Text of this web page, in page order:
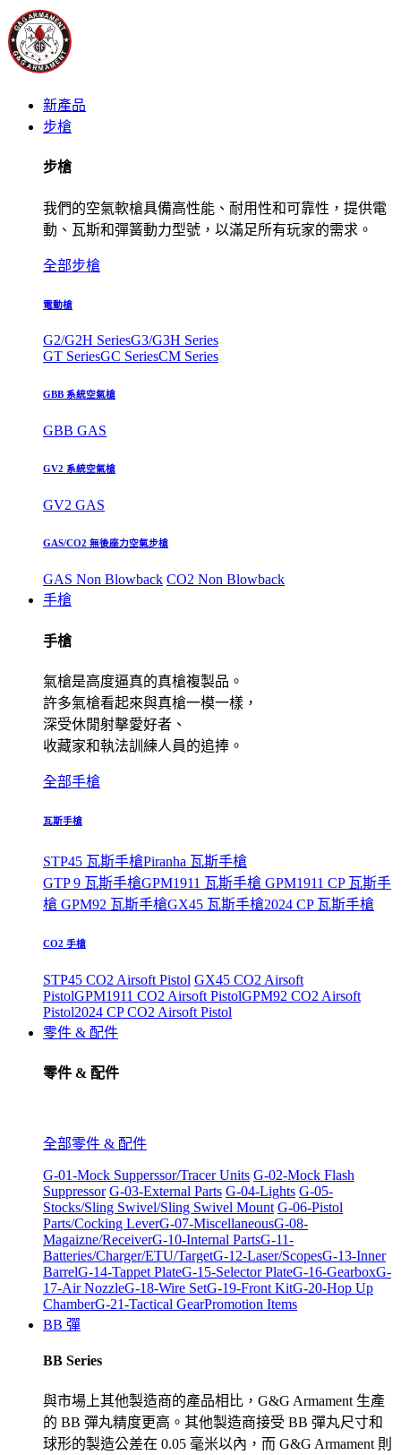
新產品
步槍
步槍
我們的空氣軟槍具備高性能、耐用性和可靠性，提供電
動、瓦斯和彈簧動力型號，以滿足所有玩家的需求。
全部步槍
電動槍
G2/G2H SeriesG3/G3H Series
GT SeriesGC SeriesCM Series
GBB 系統空氣槍
GBB GAS
GV2 系統空氣槍
GV2 GAS
GAS/CO2 無後座力空氣步槍
GAS Non Blowback CO2 Non Blowback
手槍
手槍
氣槍是高度逼真的真槍複製品。
許多氣槍看起來與真槍一模一樣，
深受休閒射擊愛好者、
收藏家和執法訓練人員的追捧。
全部手槍
瓦斯手槍
STP45 瓦斯手槍Piranha 瓦斯手槍
GTP 9 瓦斯手槍GPM1911 瓦斯手槍 GPM1911 CP 瓦斯手
槍 GPM92 瓦斯手槍GX45 瓦斯手槍2024 CP 瓦斯手槍
CO2 手槍
STP45 CO2 Airsoft Pistol GX45 CO2 Airsoft
PistolGPM1911 CO2 Airsoft PistolGPM92 CO2 Airsoft
Pistol2024 CP CO2 Airsoft Pistol
零件 & 配件
零件 & 配件
全部零件 & 配件
G-01-Mock Supperssor/Tracer Units G-02-Mock Flash
Suppressor G-03-External Parts G-04-Lights G-05-
Stocks/Sling Swivel/Sling Swivel Mount G-06-Pistol
Parts/Cocking LeverG-07-MiscellaneousG-08-
Magaizne/ReceiverG-10-Internal PartsG-11-
Batteries/Charger/ETU/TargetG-12-Laser/ScopesG-13-Inner
BarrelG-14-Tappet PlateG-15-Selector PlateG-16-GearboxG-
17-Air NozzleG-18-Wire SetG-19-Front KitG-20-Hop Up
ChamberG-21-Tactical GearPromotion Items
BB 彈
BB Series
與市場上其他製造商的產品相比，G&G Armament 生產
的 BB 彈丸精度更高。其他製造商接受 BB 彈丸尺寸和
球形的製造公差在 0.05 毫米以內，而 G&G Armament 則